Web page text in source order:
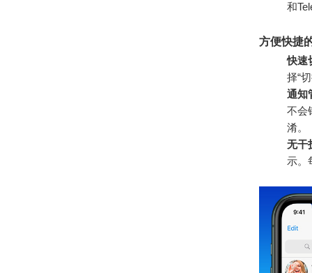
和
方便快捷
快速
择“
通知
不会
淆。
无干
示。